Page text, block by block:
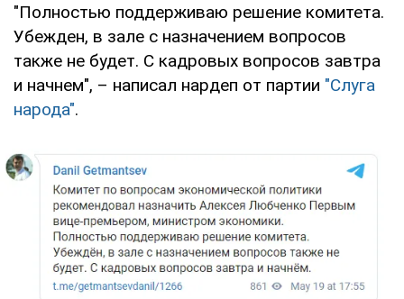
"Полностью поддерживаю решение комитета.
Убежден, в зале с назначением вопросов
также не будет. С кадровых вопросов завтра
и начнем", – написал нардеп от партии "Слуга
народа".